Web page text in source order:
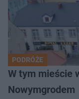
PODRÓŻE
W tym mieście
Nowymgrodem